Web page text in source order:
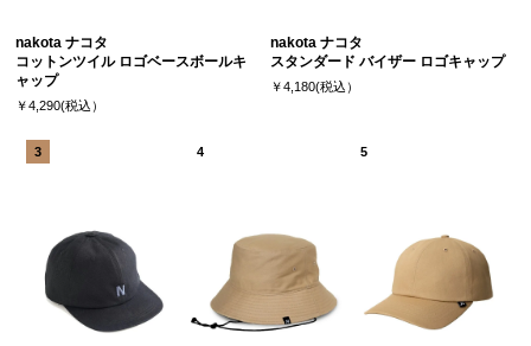
nakota ナコタ
コットンツイル ロゴベースボールキ
ャップ
￥4,290(税込）
nakota ナコタ
スタンダード バイザー ロゴキャップ
￥4,180(税込）